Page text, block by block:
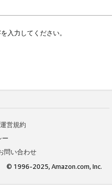
入力してください。
営規約
ー
問い合わせ
© 1996-2025, Amazon.com, Inc.